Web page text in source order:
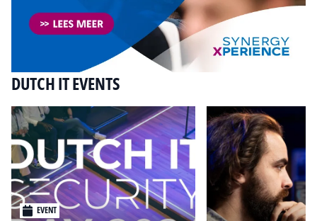
DUTCH IT EVENTS
EVENT